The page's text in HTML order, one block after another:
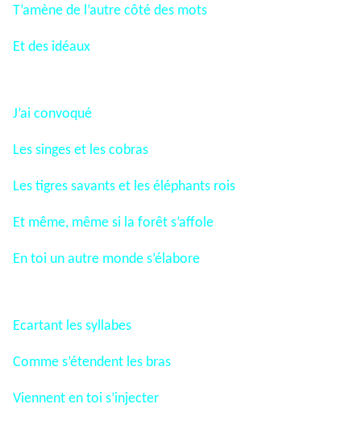
T’amène de l’autre côté des mots
Et des idéaux
J’ai convoqué
Les singes et les cobras
Les tigres savants et les éléphants rois
Et même, même si la forêt s’affole
En toi un autre monde s’élabore
Ecartant les syllabes
Comme s’étendent les bras
Viennent en toi s’injecter